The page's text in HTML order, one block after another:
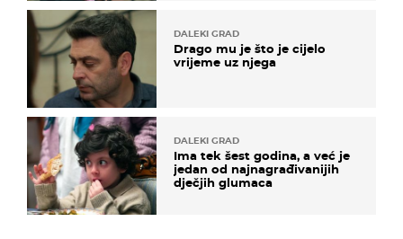
DALEKI GRAD
Drago mu je što je cijelo
vrijeme uz njega
DALEKI GRAD
Ima tek šest godina, a već je
jedan od najnagrađivanijih
dječjih glumaca